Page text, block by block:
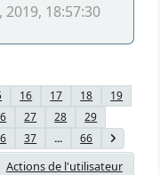
18:57:30
16 17 18
19
27 28
29
37 ... 66
Actions de l'utilisateur